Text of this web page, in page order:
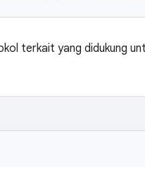
terkait yang didukung